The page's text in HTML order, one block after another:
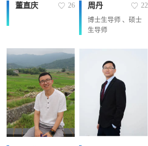
董直庆 26 周丹 22
博士生导师 、硕士
生导师